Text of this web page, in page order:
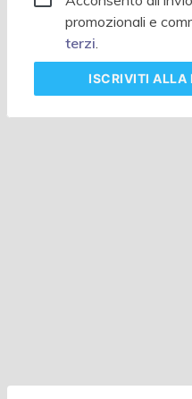
promozionali e
terzi.
ISCRIVITIALLA